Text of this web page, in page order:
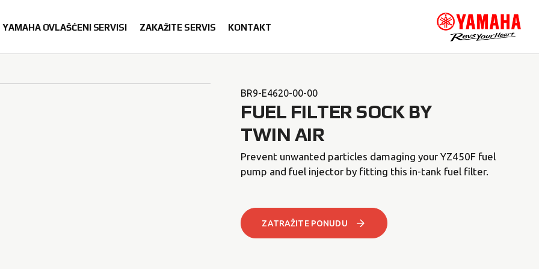
YAMAHA OVLAŠĆENI SERVISI ZAKAŽITE SERVIS KONTAKT
BR9-E4620-00-00
FUEL FILTER SOCK BY
TWIN AIR
Prevent unwanted particles damaging your YZ450F fuel
pump and fuel injector by fitting this in-tank fuel filter.
ZATRAŽITE PONUDU